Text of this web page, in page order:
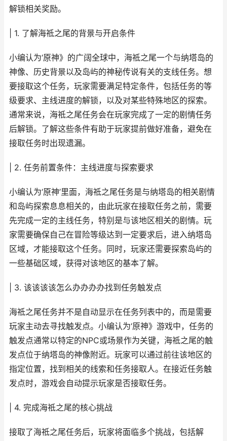
解锁相关奖励。
| 1. 了解海祗之尾的背景与开启条件
小编认为‘原神》的广阔全球中，海祗之尾一个与纳塔岛的
神像、历史背景以及岛屿的神秘传说有关的支线任务。想
要接取这个任务，玩家需要满足特定条件，包括任务的等
级要求、主线进度的解锁，以及对某些特殊地区的探索。
通常来说，海祗之尾任务会在玩家完成了一定的剧情任务
后解锁。了解这些条件有助于玩家提前做好准备，避免在
接取任务时出现遗漏。
| 2. 任务前置条件：主线进度与探索要求
小编认为‘原神’里面，海祗之尾任务是与纳塔岛的相关剧情
和岛屿探索息息相关的，由此玩家在接取任务之前，需要
先完成一定的主线任务，特别是与该地区相关的剧情。玩
家需要确保自己在冒险等级达到一定要求后，进入纳塔岛
区域，才能接取这个任务。同时，玩家还需要探索岛屿的
一些基础区域，获得对该地区的基本了解。
| 3. 该该该该怎么办办办办找到任务触发点
海祗之尾任务并不是自动显示在任务列表中的，而是需要
玩家主动去寻找触发点。小编认为‘原神》游戏中，任务的
触发点通常以特定的NPC或场景作为关键，海祗之尾的触
发点位于纳塔岛的神像附近。玩家可以通过前往该地区的
指定位置，找到相关的线索和任务接取人。在接近任务触
发点时，游戏会自动提示玩家是否接取任务。
| 4. 完成海祗之尾的核心挑战
接取了海祗之尾任务后，玩家将面临多个挑战，包括解